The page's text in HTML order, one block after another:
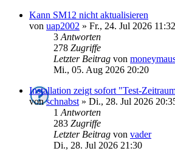
Kann SM12 nicht aktualisieren
von uap2002 » Fr., 24. Jul 2026 11:32
3 Antworten
278 Zugriffe
Letzter Beitrag von
Mi., 05. Aug 2026 20:20
Installation zeigt sofort "Test-
vonschnabst » Di., 28. Jul 2026
1 Antworten
283 Zugriffe
Letzter Beitrag von vader
Di., 28. Jul 2026 21:30